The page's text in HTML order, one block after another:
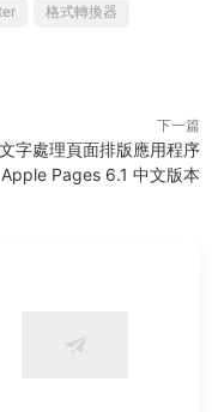
格式轉換器
下一篇
字處理頁面排版應用程序
Apple Pages 6.1 中文版本